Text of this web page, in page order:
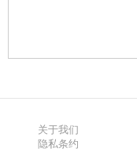
关于我们
隐私条约